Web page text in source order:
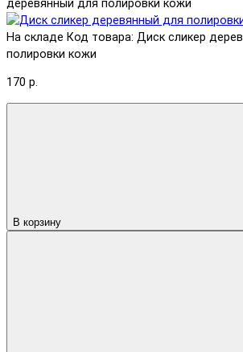
деревянный для полировки кожи
На складе Код товара: Диск сликер
полировки кожи
170 р.
В корзину